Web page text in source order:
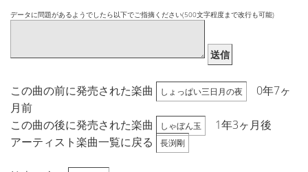
データに問題があるようでしたら以下でご指摘ください(500文字程度まで改行も可能)
送信
この曲の前に発売された楽曲 しょっぱい三日月の夜
0年7ヶ
月前
この曲の後に発売された楽曲
しゃぼん玉
1年3ヶ月後
アーティスト楽曲一覧に戻る
長渕剛